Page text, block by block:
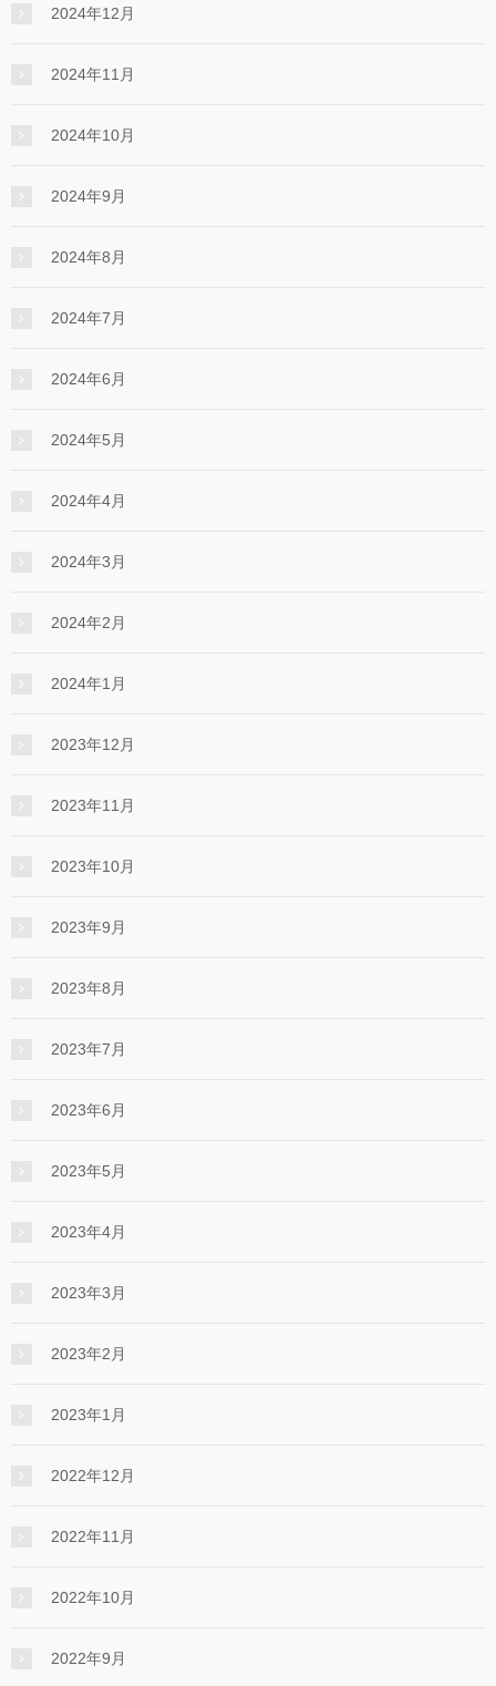
2024年12月
2024年11月
2024年10月
2024年9月
2024年8月
2024年7月
2024年6月
2024年5月
2024年4月
2024年3月
2024年2月
2024年1月
2023年12月
2023年11月
2023年10月
2023年9月
2023年8月
2023年7月
2023年6月
2023年5月
2023年4月
2023年3月
2023年2月
2023年1月
2022年12月
2022年11月
2022年10月
2022年9月